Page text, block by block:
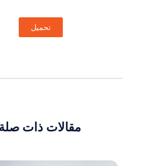
تحميل
مقالات ذات